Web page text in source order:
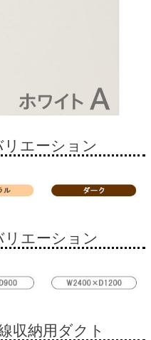
エーション
エーション
収納用ダクト